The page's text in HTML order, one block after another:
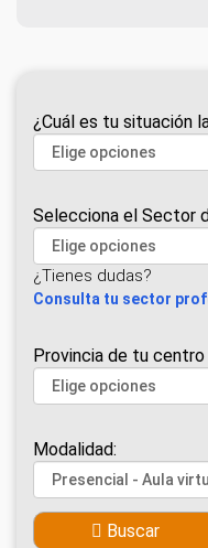
¿Cuál es tu situación
Selecciona el Sector
¿Tienes dudas?
Consulta tu sector
Provincia de tu centro
Modalidad:
Buscar